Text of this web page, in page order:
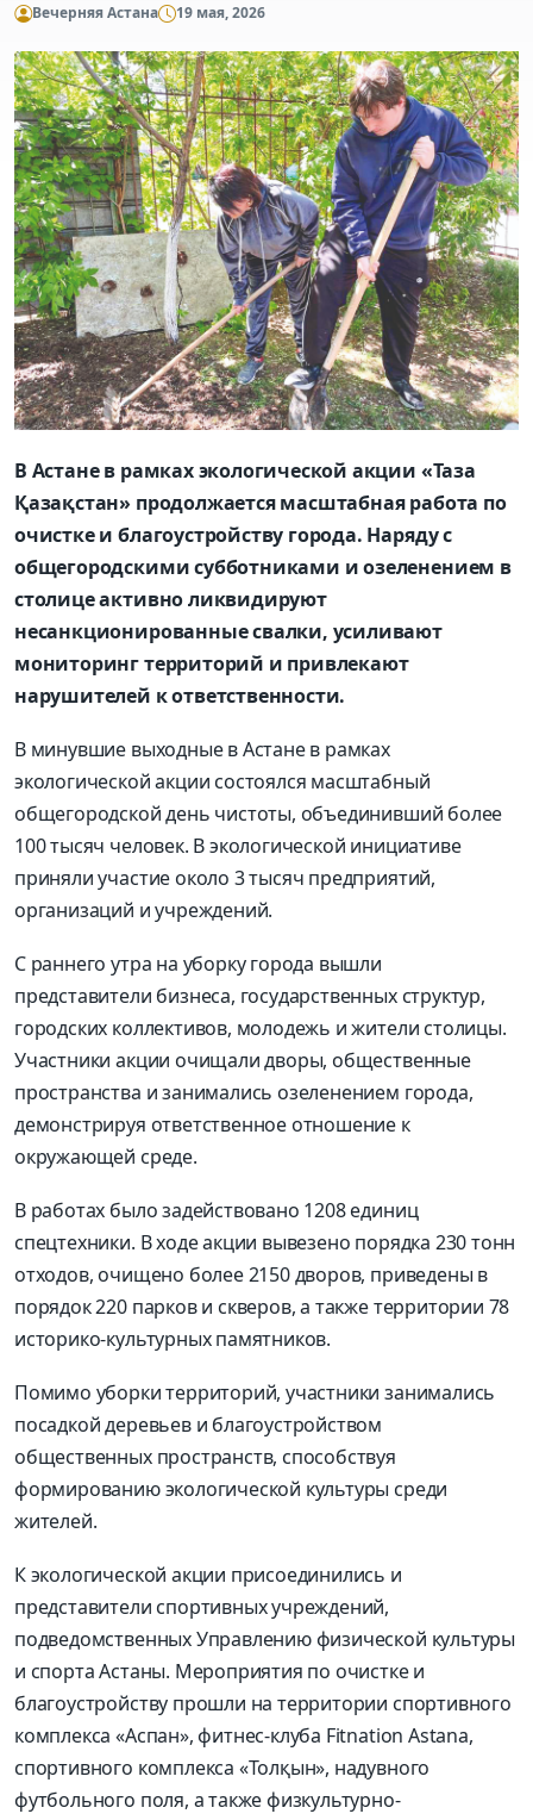
Вечерняя Астана 19 мая, 2026
В Астане в рамках экологической акции «Таза
Қазақстан» продолжается масштабная работа по
очистке и благоустройству города. Наряду с
общегородскими субботниками и озеленением в
столице активно ликвидируют
несанкционированные свалки, усиливают
мониторинг территорий и привлекают
нарушителей к ответственности.
В минувшие выходные в Астане в рамках
экологической акции состоялся масштабный
общегородской день чистоты, объединивший более
100 тысяч человек. В экологической инициативе
приняли участие около 3 тысяч предприятий,
организаций и учреждений.
С раннего утра на уборку города вышли
представители бизнеса, государственных структур,
городских коллективов, молодежь и жители столицы.
Участники акции очищали дворы, общественные
пространства и занимались озеленением города,
демонстрируя ответственное отношение к
окружающей среде.
В работах было задействовано 1208 единиц
спецтехники. В ходе акции вывезено порядка 230 тонн
отходов, очищено более 2150 дворов, приведены в
порядок 220 парков и скверов, а также территории 78
историко-культурных памятников.
Помимо уборки территорий, участники занимались
посадкой деревьев и благоустройством
общественных пространств, способствуя
формированию экологической культуры среди
жителей.
К экологической акции присоединились и
представители спортивных учреждений,
подведомственных Управлению физической культуры
и спорта Астаны. Мероприятия по очистке и
благоустройству прошли на территории спортивного
комп­лекса «Аспан», фитнес-клуба Fitnation Astana,
спортивного комплекса «Толқын», надувного
футбольного поля, а также физкультурно-